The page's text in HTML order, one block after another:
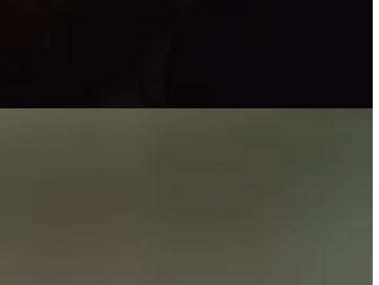
despre ceea ce urmeaza sa iti spun, ei bine, exercitiile fizice sunt
neurodegenerative. Fie ca te apuci de alergat, ciclism sau